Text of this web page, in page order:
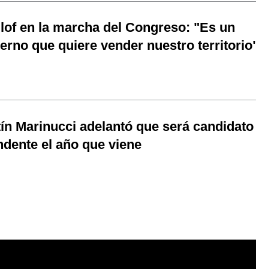
en la marcha del Congreso: "Es un
que quiere vender nuestro
Marinucci adelantó que será candidato
el año que viene